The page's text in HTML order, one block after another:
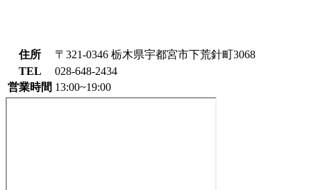
住所
〒321-0346 栃木県宇都宮市下荒針町3068
TEL
028-648-2434
営業時間 13:00~19:00